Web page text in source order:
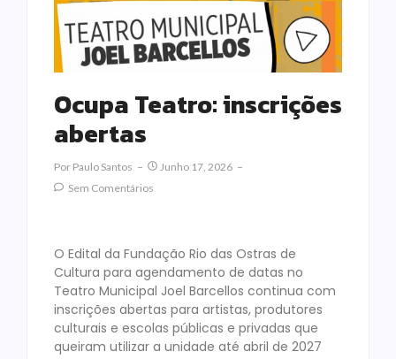
Ocupa Teatro: inscrições
abertas
Por Paulo Santos
Junho 17, 2026
Sem Comentários
O Edital da Fundação Rio das Ostras de
Cultura para agendamento de datas no
Teatro Municipal Joel Barcellos continua com
inscrições abertas para artistas, produtores
culturais e escolas públicas e privadas que
queiram utilizar a unidade até abril de 2027